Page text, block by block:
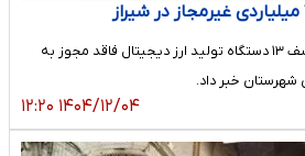
فرمانده انتظامی شیراز از کشف ١٣ دستگاه تولید ارز دیجیتال فاقد مجوز به
۱۴۰۴/۱۲/۰۴ ۱۲:۲۰